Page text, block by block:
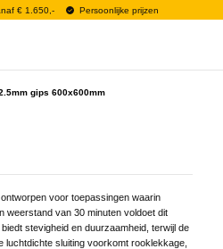
€ 1.650,- Persoonlijke prijzen
gips 600x600mm
voor toepassingen waarin
weerstand van 30 minuten voldoet dit
stevigheid en duurzaamheid, terwijl de
sluiting voorkomt rooklekkage,